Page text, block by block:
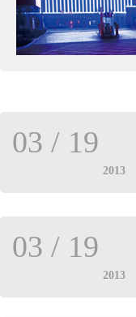
2013
03 / 19
2013
03 / 19